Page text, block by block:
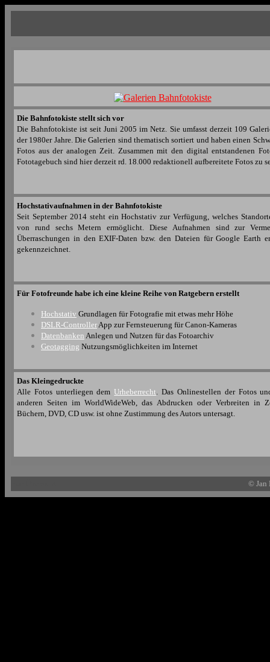
Die Bahnfotokiste stellt sich vor
Die Bahnfotokiste ist seit Juni 2005 im Netz. Sie umfasst derzeit 109
der 1980er Jahre. Die Galerien sind thematisch sortiert und haben einen
Fotos aus der analogen Zeit. Zusammen mit den digital entstandenen
Fototagebuch sind hier derzeit rd. 18.000 redaktionell aufbereitete Fotos zu
Hochstativaufnahmen in der Bahnfotokiste
Seit September 2014 steht ein Hochstativ zur Verfügung, welches
von rund sechs Metern ermöglicht. Diese Aufnahmen sind zur
Überraschungen in den EXIF-Daten bzw. den Dateien für Google Earth
gekennzeichnet.
Für Fotofreunde habe ich eine kleine Reihe von Ratgebern erstellt
Hochstativ Grundlagen für Fotografie mit etwas mehr Höhe
DSLR-ControllerApp zur Fernsteuerung für Canon-Kameras
Datenbanken Anlegen und Nutzen für das Fotoarchiv
Geotagging Nutzungsmöglichkeiten im Internet
Das Kleingedruckte
Alle Fotos unterliegen dem Urheberrecht. Das Onlinestellen der Fotos
anderen Seiten im WorldWideWeb, das Abdrucken oder Verbreiten in
Büchern, DVD, CD usw. ist ohne Zustimmung des Autors untersagt.
© Jan